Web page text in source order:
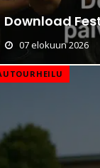
Download
07 elokuun 2026